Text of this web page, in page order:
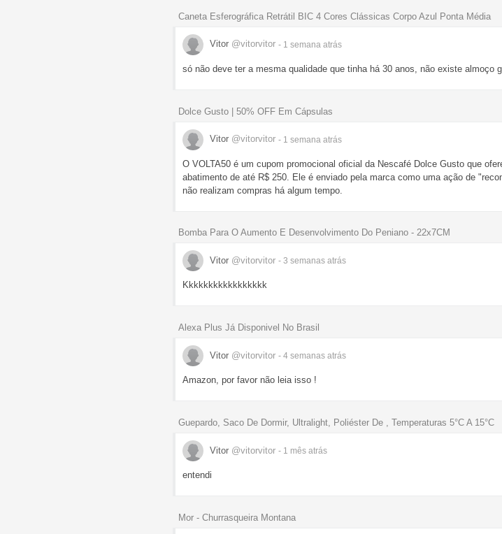
Caneta Esferográfica Retrátil BIC 4 Cores Clássicas Corpo Azul Ponta Média
Vitor @vitorvitor - 1 semana atrás
só não deve ter a mesma qualidade que tinha há 30 anos, não existe almoço
Dolce Gusto | 50% OFF Em Cápsulas
Vitor @vitorvitor - 1 semana atrás
O VOLTA50 é um cupom promocional oficial da Nescafé Dolce Gusto que
abatimento de até R$ 250. Ele é enviado pela marca como uma ação de
não realizam compras há algum tempo.
Bomba Para O Aumento E Desenvolvimento Do Peniano - 22x7CM
Vitor @vitorvitor - 3 semanas atrás
Kkkkkkkkkkkkkkkkk
Alexa Plus Já Disponivel No Brasil
Vitor @vitorvitor - 4 semanas atrás
Amazon, por favor não leia isso !
Guepardo, Saco De Dormir, Ultralight, Poliéster De , Temperaturas 5°C A 15°C
Vitor @vitorvitor - 1 mês atrás
entendi
Mor - Churrasqueira Montana